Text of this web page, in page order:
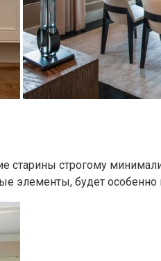
старины строгому
элементы, будет